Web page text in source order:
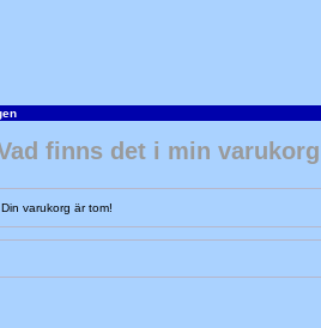
finns det i min
Din varukorg är tom!